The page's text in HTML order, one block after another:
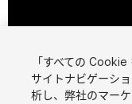
「すべての
サイトナビゲーシ
析し、弊社のマー